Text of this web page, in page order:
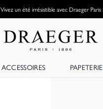
Vivez un été irrésistible avec Draeger Paris
ACCESSOIRES PAPETERIE